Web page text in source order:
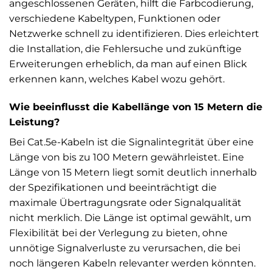
angeschlossenen Geräten, hilft die Farbcodierung,
verschiedene Kabeltypen, Funktionen oder
Netzwerke schnell zu identifizieren. Dies erleichtert
die Installation, die Fehlersuche und zukünftige
Erweiterungen erheblich, da man auf einen Blick
erkennen kann, welches Kabel wozu gehört.
Wie beeinflusst die Kabellänge von 15 Metern die
Leistung?
Bei Cat.5e-Kabeln ist die Signalintegrität über eine
Länge von bis zu 100 Metern gewährleistet. Eine
Länge von 15 Metern liegt somit deutlich innerhalb
der Spezifikationen und beeinträchtigt die
maximale Übertragungsrate oder Signalqualität
nicht merklich. Die Länge ist optimal gewählt, um
Flexibilität bei der Verlegung zu bieten, ohne
unnötige Signalverluste zu verursachen, die bei
noch längeren Kabeln relevanter werden könnten.